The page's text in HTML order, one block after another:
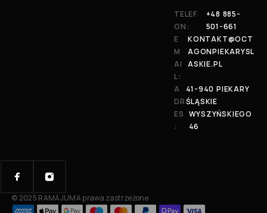
TELEF
ON:
+48 885-
501-661
E
M
AI
L:
KONTAKT@OCT
AGONPIEKARYSL
ASKIE.PL
A
DR
ES
:
41-940 PIEKARY
ŚLĄSKIE
WYSZYŃSKIEGO
46
© 2025 RAMAJUMA prawa zastrzeżone